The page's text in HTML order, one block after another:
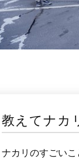
教えてナカ
ナカリのすごい